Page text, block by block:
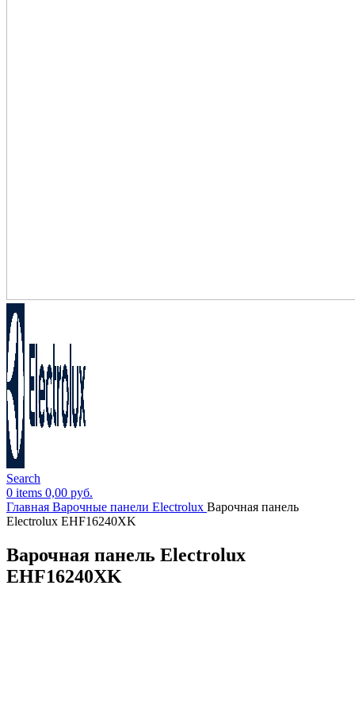
Search
0 items 0,00 руб.
Главная Варочные панели Electrolux Варочная панель
Electrolux EHF16240XK
Варочная панель Electrolux
EHF16240XK